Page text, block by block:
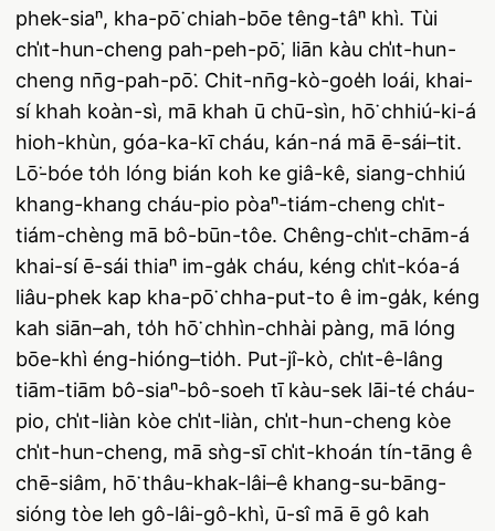
phek-siaⁿ, kha-pō͘ chiah-bōe têng-tâⁿ khì. Tùi
chi̍t-hun-cheng pah-peh-pō͘, liān kàu chi̍t-hun-
cheng nn̄g-pah-pō͘. Chit-nn̄g-kò-goe̍h loái, khai-
sí khah koàn-sì, mā khah ū chū-sìn, hō͘ chhiú-ki-á
hioh-khùn, góa-ka-kī cháu, kán-ná mā ē-sái–tit.
Lō͘-bóe to̍h lóng bián koh ke giâ-kê, siang-chhiú
khang-khang cháu-pio pòaⁿ-tiám-cheng chi̍t-
tiám-chèng mā bô-būn-tôe. Chêng-chi̍t-chām-á
khai-sí ē-sái thiaⁿ im-ga̍k cháu, kéng chi̍t-kóa-á
liâu-phek kap kha-pō͘ chha-put-to ê im-ga̍k, kéng
kah siān–ah, to̍h hō͘ chhìn-chhài pàng, mā lóng
bōe-khì éng-hióng–tio̍h. Put-jî-kò, chi̍t-ê-lâng
tiām-tiām bô-siaⁿ-bô-soeh tī kàu-sek lāi-té cháu-
pio, chi̍t-liàn kòe chi̍t-liàn, chi̍t-hun-cheng kòe
chi̍t-hun-cheng, mā sǹg-sī chi̍t-khoán tín-tāng ê
chē-siâm, hō͘ thâu-khak-lâi–ê khang-su-bāng-
sióng tòe leh gô-lâi-gô-khì, ū-sî mā ē gô kah